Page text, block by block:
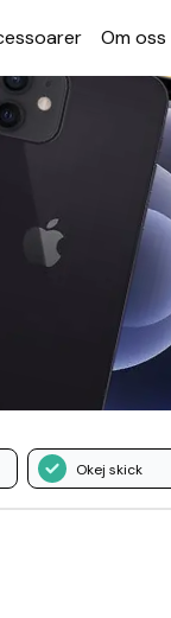
Om oss
Okej skick